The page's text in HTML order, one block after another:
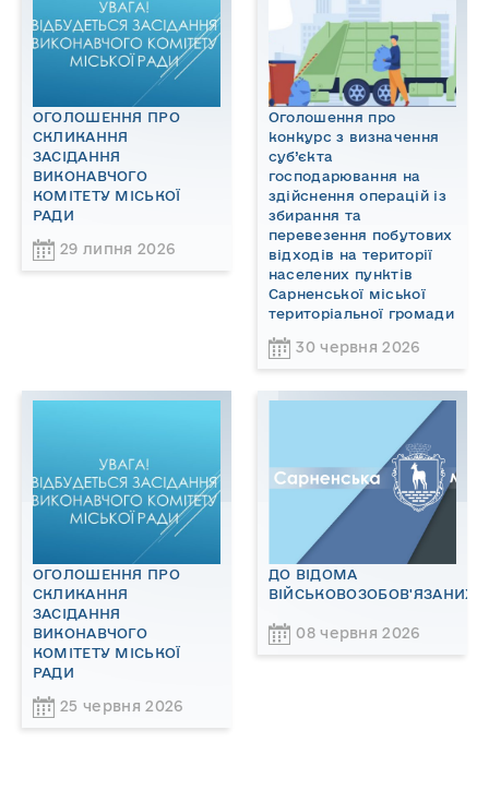
ОГОЛОШЕННЯ ПРО
СКЛИКАННЯ
ЗАСІДАННЯ
ВИКОНАВЧОГО
КОМІТЕТУ МІСЬКОЇ
РАДИ
29 липня 2026
Оголошення про
конкурс з визначення
суб’єкта
господарювання на
здійснення операцій із
збирання та
перевезення побутових
відходів на території
населених пунктів
Сарненської міської
територіальної громади
30 червня 2026
ОГОЛОШЕННЯ ПРО
СКЛИКАННЯ
ЗАСІДАННЯ
ВИКОНАВЧОГО
КОМІТЕТУ МІСЬКОЇ
РАДИ
25 червня 2026
ДО ВІДОМА
ВІЙСЬКОВОЗОБОВ'ЯЗАНИХ!
08 червня 2026